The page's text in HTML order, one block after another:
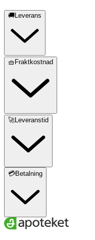
🚚Leverans
🧺Fraktkostnad
🚀Leveranstid
💳Betalning